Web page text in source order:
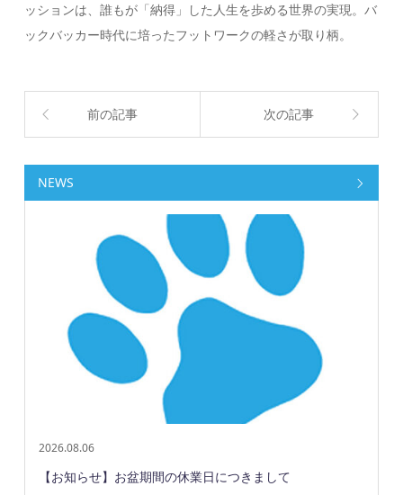
ッションは、誰もが「納得」した人生を歩める世界の実現。バ
ックバッカー時代に培ったフットワークの軽さが取り柄。
前の記事 次の記事
NEWS
2026.08.06
【お知らせ】お盆期間の休業日につきまして